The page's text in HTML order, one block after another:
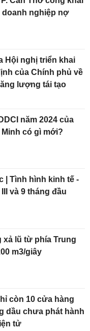
doanh nghiệp nợ
Hội nghị triển khai
của Chính phủ về
lượng tái tạo
năm 2024 của
Minh có gì mới?
| Tình hình kinh tế -
và 9 tháng đầu
xả lũ từ phía Trung
m3/giây
còn 10 cửa hàng
dầu chưa phát hành
tử